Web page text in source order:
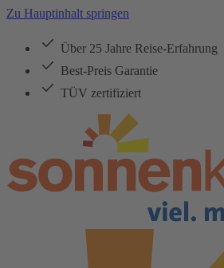
Zu Hauptinhalt springen
Über 25 Jahre Reise-Erfahrung
Best-Preis Garantie
TÜV zertifiziert